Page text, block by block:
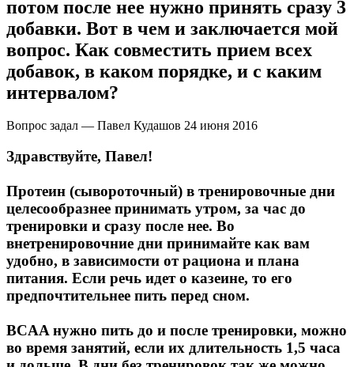
Протеиновые батончики
Протеиновые печенья
Для тренировки
НАЗАД
BCAA
НАЗАД
Порошковые BCAA
BCAA в таблетках и капсулах
Предтренировочные комплексы
потом после нее нужно принять сразу 3
добавки. Вот в чем и заключается мой
вопрос. Как совместить прием всех
добавок, в каком порядке, и с каким
интервалом?
Вопрос задал — Павел Кудашов 24 июня 2016
Здравствуйте, Павел!
Протеин (сывороточный) в тренировочные дни
целесообразнее принимать утром, за час до
тренировки и сразу после нее. Во
внетренировочние дни принимайте как вам
удобно, в зависимости от рациона и плана
питания. Если речь идет о казеине, то его
предпочтительнее пить перед сном.
BCAA нужно пить до и после тренировки, можно
во время занятий, если их длительность 1,5 часа